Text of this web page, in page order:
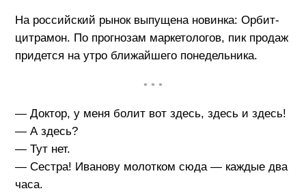
На российский рынок выпущена новинка: Орбит-
цитрамон. По прогнозам маркетологов, пик продаж
придется на утро ближайшего понедельника.
• • •
— Доктор, у меня болит вот здесь, здесь и здесь!
— А здесь?
— Тут нет.
— Сестра! Иванову молотком сюда — каждые два
часа.